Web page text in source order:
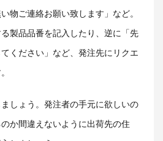
物ご連絡お願い致します」など。
製品品番を記入したり、逆に「先
ください」など、発注先にリクエ
しょう。発注者の手元に欲しいの
か間違えないように出荷先の住